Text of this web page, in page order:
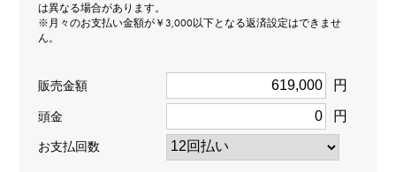
カット
は異なる場合があります。
※月々のお支払い金額が￥3,000以下となる返済設定はできませ
ん。
販売金額 円
頭金 円
お支払回数